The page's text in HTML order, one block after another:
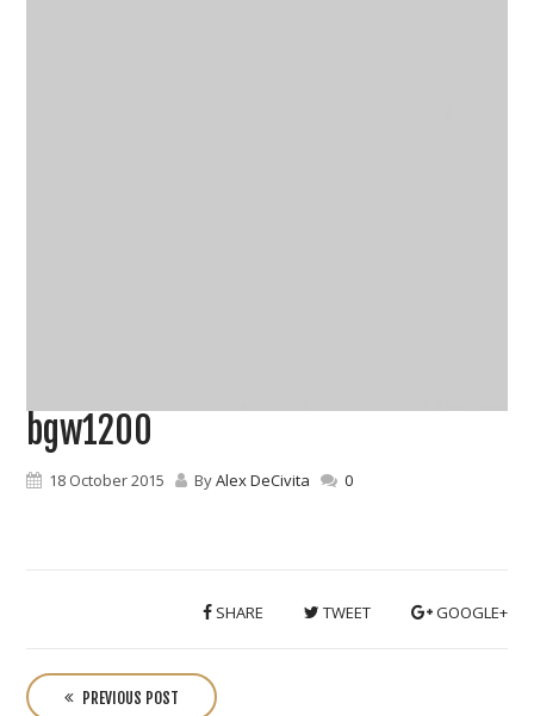
bgw1200
18 October 2015 ByAlex DeCivita 0
SHARE TWEET GOOGLE+
o
PREVIOUS POST